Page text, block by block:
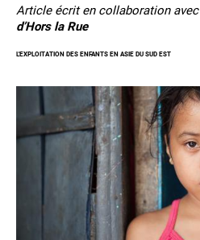
Article écrit en collaboration avec
d’Hors la Rue
L'EXPLOITATION DES ENFANTS EN ASIE DU SUD EST